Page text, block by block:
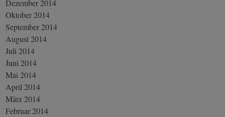
Dezember 2014
Oktober 2014
September 2014
August 2014
Juli 2014
Juni 2014
Mai 2014
April 2014
März 2014
Februar 2014